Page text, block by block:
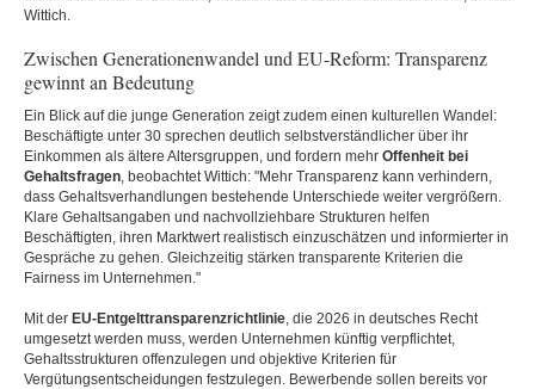
Wittich.
Zwischen Generationenwandel und EU-Reform: Transparenz
gewinnt an Bedeutung
Ein Blick auf die junge Generation zeigt zudem einen kulturellen Wandel:
Beschäftigte unter 30 sprechen deutlich selbstverständlicher über ihr
Einkommen als ältere Altersgruppen, und fordern mehr Offenheit bei
Gehaltsfragen, beobachtet Wittich: "Mehr Transparenz kann verhindern,
dass Gehaltsverhandlungen bestehende Unterschiede weiter vergrößern.
Klare Gehaltsangaben und nachvollziehbare Strukturen helfen
Beschäftigten, ihren Marktwert realistisch einzuschätzen und informierter in
Gespräche zu gehen. Gleichzeitig stärken transparente Kriterien die
Fairness im Unternehmen."
Mit der EU-Entgelttransparenzrichtlinie, die 2026 in deutsches Recht
umgesetzt werden muss, werden Unternehmen künftig verpflichtet,
Gehaltsstrukturen offenzulegen und objektive Kriterien für
Vergütungsentscheidungen festzulegen. Bewerbende sollen bereits vor